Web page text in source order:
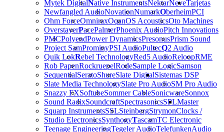
Mytek DigitalNative InstrumentsNektarNeve
Newfangled AudioNovationNumarkOberheim
Ohm ForceOmniraxOqanOS AcousticsOto Machines
OverstayerPacePalmerPhoenix AudioPitch Innovations
PMCPolyendPower DynamicsPresonusPrism Sound
Project SamProminyPSI AudioPultecQ2 Audio
Quik LokRebel TechnologyRed5 AudioReloopRME
Rob PapenRockruepelRodeSample LogicSamson
SequentialSeratoShureSlate Digital
Slate Media TechnologySlate Pro AudioSM Pro Audio
Snazzy FXSoftubeSommer CableSonicwareSonnox
Sound RadixSoundcraftSpectrasonicsSPL
Squarp InstrumentsSSLSteinbergStrymon
Studio ElectronicsSynthogyTascamTC Electronic
Teenage EngineeringTegeler AudioTelefunken
Tarjetas
PCI
Sistemas DSP
Master
Clocks /
Audio